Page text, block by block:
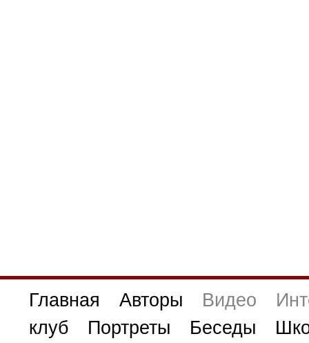
Главная Авторы Видео
клуб
Портреты Беседы